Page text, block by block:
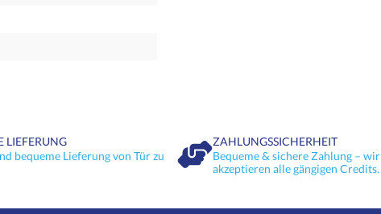
LIEFERUNG
bequeme Lieferung von Tür zu
ZAHLUNGSSICHERHEIT
Bequeme & sichere Zahlung – wir
akzeptieren alle gängigen Credits.